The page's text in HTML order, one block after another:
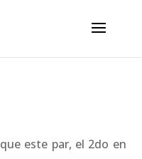
este par, el 2do en